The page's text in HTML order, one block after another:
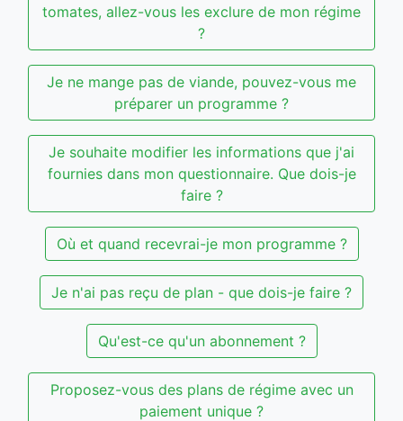
tomates, allez-vous les exclure de mon régime
?
Je ne mange pas de viande, pouvez-vous me
préparer un programme ?
Je souhaite modifier les informations que j'ai
fournies dans mon questionnaire. Que dois-je
faire ?
Où et quand recevrai-je mon programme ?
Je n'ai pas reçu de plan - que dois-je faire ?
Qu'est-ce qu'un abonnement ?
Proposez-vous des plans de régime avec un
paiement unique ?